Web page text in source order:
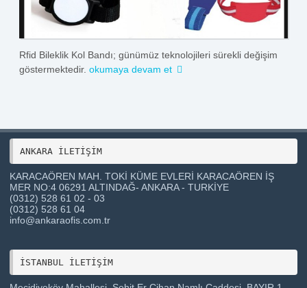
Rfid Bileklik Kol Bandı; günümüz teknolojileri sürekli değişim
göstermektedir. okumaya devam et
ANKARA İLETİŞİM
KARACAÖREN MAH. TOKİ KÜME EVLERİ KARACAÖREN İŞ
MER NO:4 06291 ALTINDAĞ- ANKARA - TURKİYE
(0312) 528 61 02 - 03
(0312) 528 61 04
info@ankaraofis.com.tr